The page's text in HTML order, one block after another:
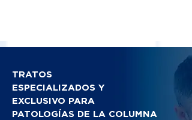
TRATOS
ESPECIALIZADOS Y
EXCLUSIVO PARA
PATOLOGÍAS DE LA COLUMNA